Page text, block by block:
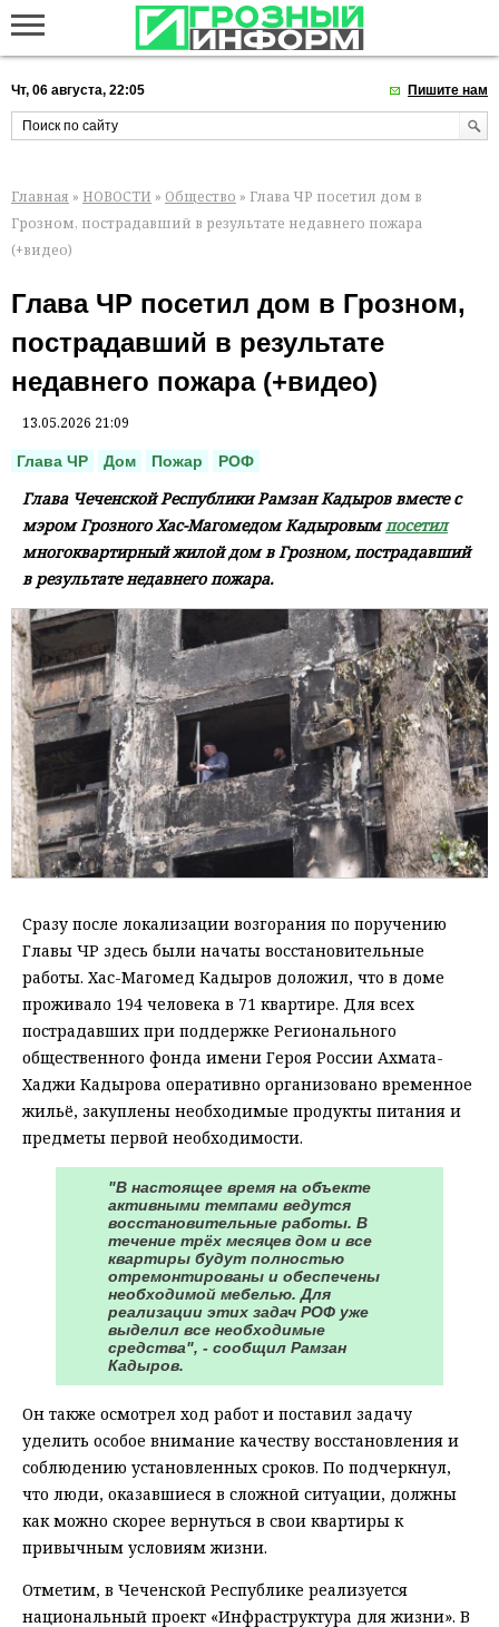
Чт, 06 августа, 22:05 Пишите нам
Главная » НОВОСТИ » Общество » Глава ЧР посетил дом в
Грозном, пострадавший в результате недавнего пожара
(+видео)
Глава ЧР посетил дом в Грозном,
пострадавший в результате
недавнего пожара (+видео)
13.05.2026 21:09
Глава ЧР Дом Пожар РОФ
Глава Чеченской Республики Рамзан Кадыров вместе с
мэром Грозного Хас-Магомедом Кадыровымпосетил
многоквартирный жилой дом в Грозном, пострадавший
в результате недавнего пожара.
Сразу после локализации возгорания по поручению
Главы ЧР здесь были начаты восстановительные
работы. Хас-Магомед Кадыров доложил, что в доме
проживало 194 человека в 71 квартире. Для всех
пострадавших при поддержке Регионального
общественного фонда имени Героя России Ахмата-
Хаджи Кадырова оперативно организовано временное
жильё, закуплены необходимые продукты питания и
предметы первой необходимости.
"В настоящее время на объекте
активными темпами ведутся
восстановительные работы. В
течение трёх месяцев дом и все
квартиры будут полностью
отремонтированы и обеспечены
необходимой мебелью. Для
реализации этих задач РОФ уже
выделил все необходимые
средства", - сообщил Рамзан
Кадыров.
Он также осмотрел ход работ и поставил задачу
уделить особое внимание качеству восстановления и
соблюдению установленных сроков. По подчеркнул,
что люди, оказавшиеся в сложной ситуации, должны
как можно скорее вернуться в свои квартиры к
привычным условиям жизни.
Отметим, в Чеченской Республике реализуется
национальный проект «Инфраструктура для жизни». В